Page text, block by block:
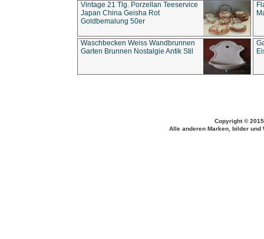
Vintage 21 Tlg. Porzellan Teeservice
Japan China Geisha Rot
Goldbemalung 50er
Waschbecken Weiss Wandbrunnen
Garten Brunnen Nostalgie Antik Stil
Copyright ©
Alle anderen Marken, bilder und